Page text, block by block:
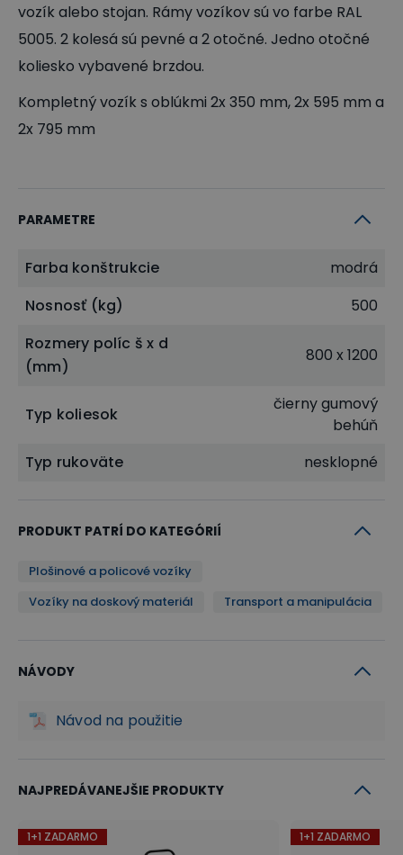
vozík alebo stojan. Rámy vozíkov sú vo farbe RAL
5005. 2 kolesá sú pevné a 2 otočné. Jedno otočné
koliesko vybavené brzdou.
Kompletný vozík s oblúkmi 2x 350 mm, 2x 595 mm a
2x 795 mm
PARAMETRE
Farba konštrukcie
modrá
Nosnosť (kg)
500
Rozmery políc š x d
(mm)
800 x 1200
Typ koliesok
čierny gumový
behúň
Typ rukoväte
nesklopné
PRODUKT PATRÍ DO KATEGÓRIÍ
Plošinové a policové vozíky
Vozíky na doskový materiál
Transport a manipulácia
NÁVODY
Návod na použitie
NAJPREDÁVANEJŠIE PRODUKTY
1+1 ZADARMO 1+1 ZADARMO